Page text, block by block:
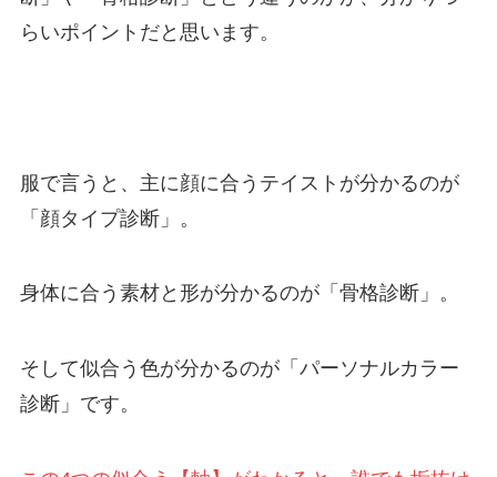
らいポイントだと思います。
服で言うと、主に顔に合うテイストが分かるのが
「顔タイプ診断」。
身体に合う素材と形が分かるのが「骨格診断」。
そして似合う色が分かるのが「パーソナルカラー
診断」です。